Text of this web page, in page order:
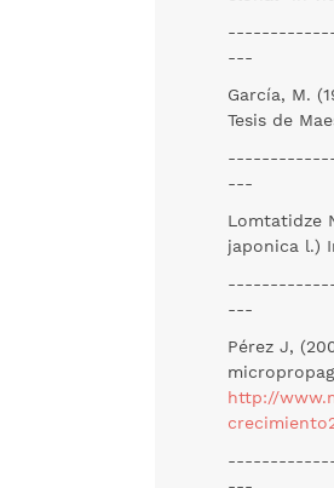
---
García, M.
Tesis de
---
Lomtatidze
japonica l.)
---
Pérez J,
http://